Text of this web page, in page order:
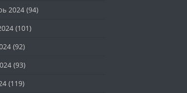
2024(94)
(101)
(92)
(93)
(119)